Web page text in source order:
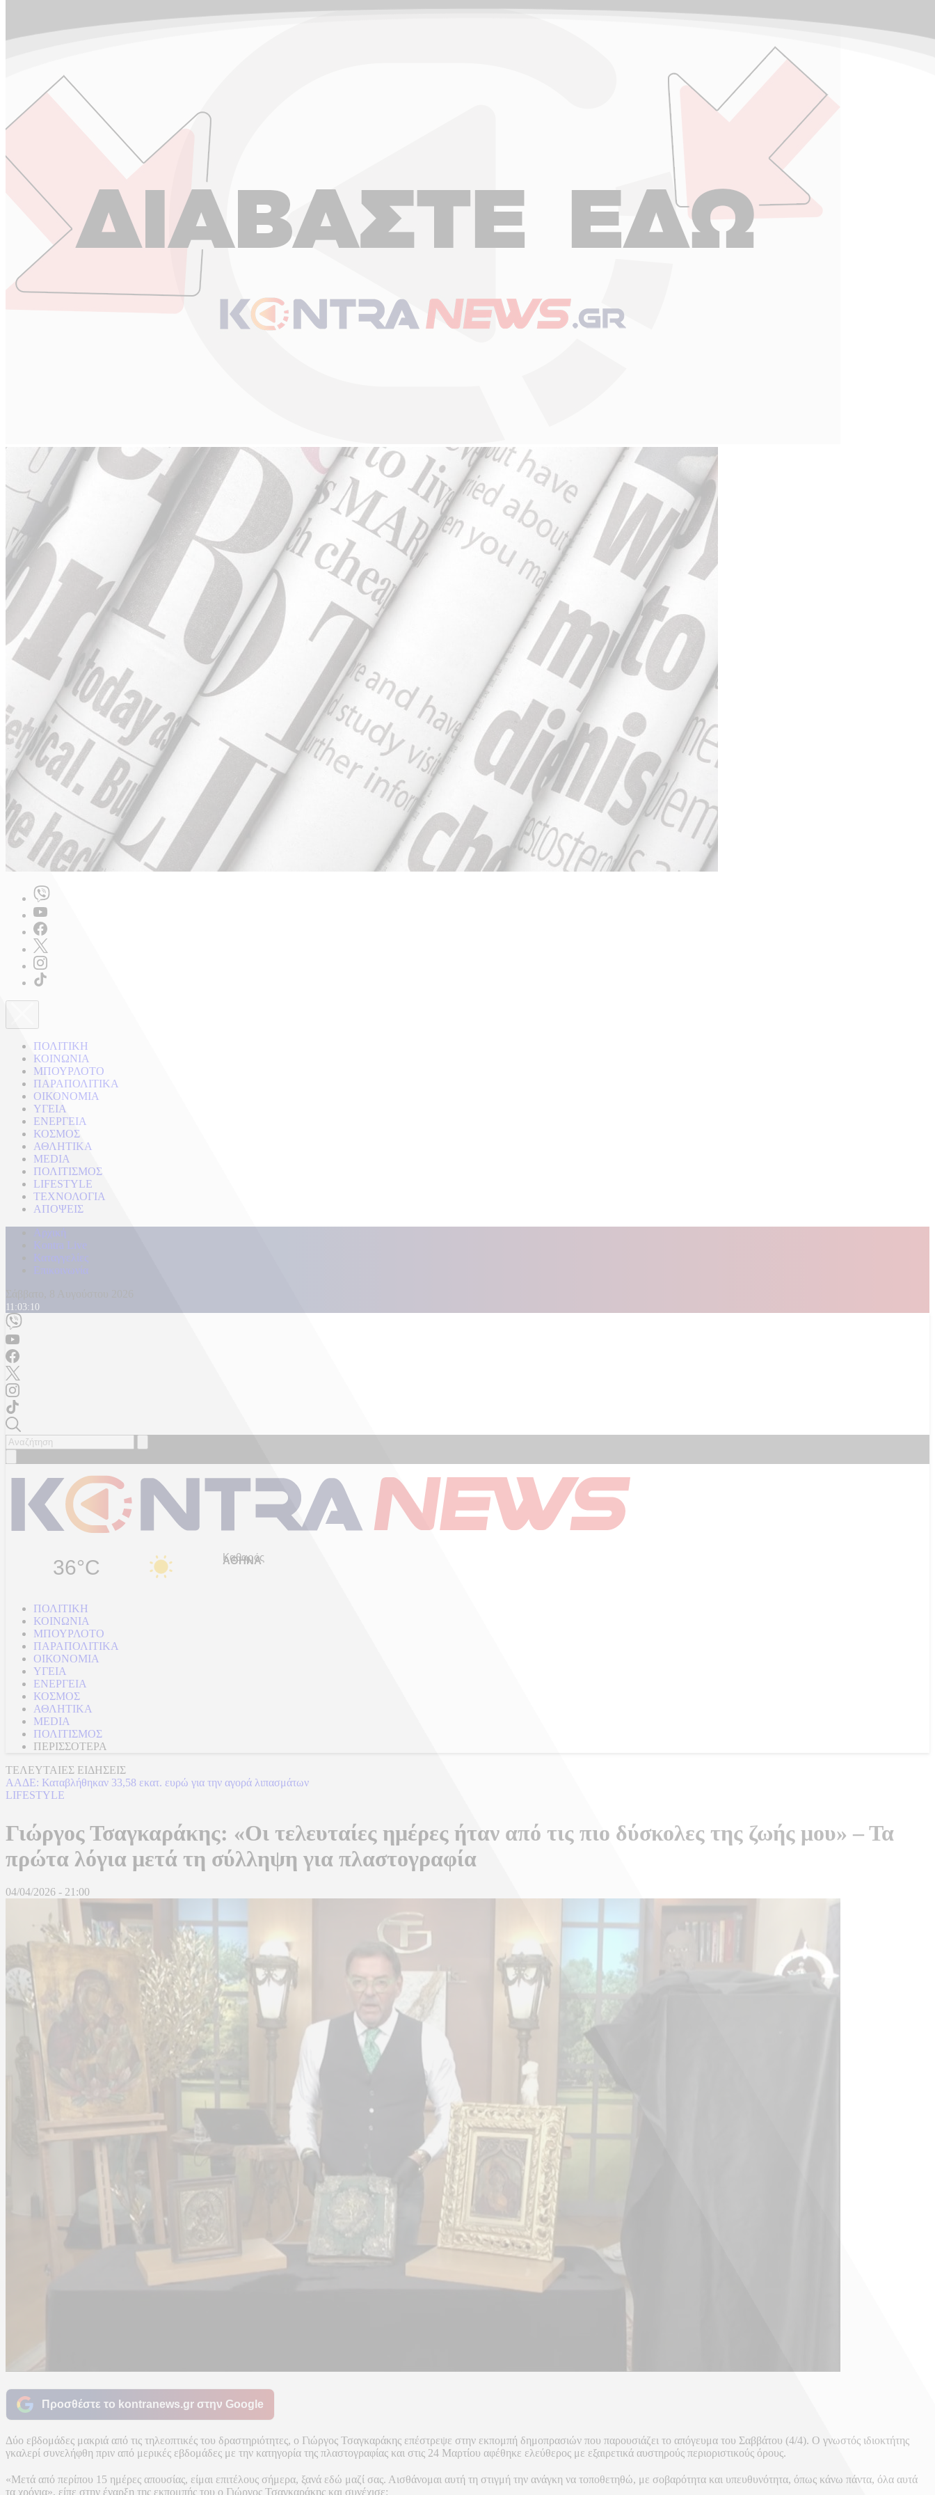
ΠΟΛΙΤΙΚΗ
ΚΟΙΝΩΝΙΑ
ΜΠΟΥΡΛΟΤΟ
ΠΑΡΑΠΟΛΙΤΙΚΑ
ΟΙΚΟΝΟΜΙΑ
ΥΓΕΙΑ
ΕΝΕΡΓΕΙΑ
ΚΟΣΜΟΣ
ΑΘΛΗΤΙΚΑ
MEDIA
ΠΟΛΙΤΙΣΜΟΣ
LIFESTYLE
ΤΕΧΝΟΛΟΓΙΑ
ΑΠΟΨΕΙΣ
Αρχική
Kontra Live
Καταγγελίες
Επικοινωνία
11:03:12
36°C Καθαρός
ΠΟΛΙΤΙΚΗ
ΚΟΙΝΩΝΙΑ
ΜΠΟΥΡΛΟΤΟ
ΠΑΡΑΠΟΛΙΤΙΚΑ
ΟΙΚΟΝΟΜΙΑ
ΥΓΕΙΑ
ΕΝΕΡΓΕΙΑ
ΚΟΣΜΟΣ
ΑΘΛΗΤΙΚΑ
MEDIA
ΠΟΛΙΤΙΣΜΟΣ
ΠΕΡΙΣΣΟΤΕΡΑ
ΤΕΛΕΥΤΑΙΕΣ ΕΙΔΗΣΕΙΣ
ΑΑΔΕ: Καταβλήθηκαν 33,58 εκατ. ευρώ για την αγορά λιπασμάτων
LIFESTYLE
Γιώργος Τσαγκαράκης: «Οι τελευταίες ημέρες ήταν από τις πιο δύσκολες της ζωής μου» – Τα
πρώτα λόγια μετά τη σύλληψη για πλαστογραφία
04/04/2026 - 21:00
Προσθέστε το kontranews.gr στην Google
Δύο εβδομάδες μακριά από τις τηλεοπτικές του δραστηριότητες, ο Γιώργος Τσαγκαράκης επέστρεψε στην εκπομπή δημοπρασιών που παρουσιάζει το απόγευμα του Σαββάτου (4/4). Ο γνωστός ιδιοκτήτης
γκαλερί συνελήφθη πριν από μερικές εβδομάδες με την κατηγορία της πλαστογραφίας και στις 24 Μαρτίου αφέθηκε ελεύθερος με εξαιρετικά αυστηρούς περιοριστικούς όρους.
«Μετά από περίπου 15 ημέρες απουσίας, είμαι επιτέλους σήμερα, ξανά εδώ μαζί σας. Αισθάνομαι αυτή τη στιγμή την ανάγκη να τοποθετηθώ, με σοβαρότητα και υπευθυνότητα, όπως κάνω πάντα, όλα αυτά
τα χρόνια», είπε στην έναρξη της εκπομπής του ο Γιώργος Τσαγκαράκης και συνέχισε: